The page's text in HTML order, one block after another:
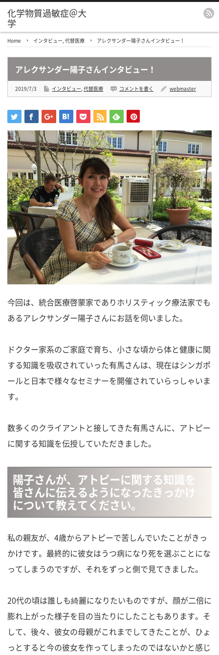
化学物質過敏症＠大
学
Home インタビュー, 代替医療 アレクサンダー陽子さんインタビュー！
アレクサンダー陽子さんインタビュー！
2019/7/3 インタビュー, 代替医療 コメントを書く webmaster
今回は、統合医療啓蒙家でありホリスティック療法家でも
あるアレクサンダー陽子さんにお話を伺いました。
ドクター家系のご家庭で育ち、小さな頃から体と健康に関
する知識を吸収されていった有馬さんは、現在はシンガポ
ールと日本で様々なセミナーを開催されていらっしゃいま
す。
数多くのクライアントと接してきた有馬さんに、アトピー
に関する知識を伝授していただきました。
陽子さんが、アトピーに関する知識を
皆さんに伝えるようになったきっかけ
について教えてください。
私の親友が、4歳からアトピーで苦しんでいたことがきっ
かけです。最終的に彼女はうつ病になり死を選ぶことにな
ってしまうのですが、それをずっと側で見てきました。
20代の頃は誰しも綺麗になりたいものですが、顔が二倍に
膨れ上がった様子を目の当たりにしたこともあります。そ
して、後々、彼女の母親がこれまでしてきたことが、ひょ
っとすると今の彼女を作ってしまったのではないかと感じ